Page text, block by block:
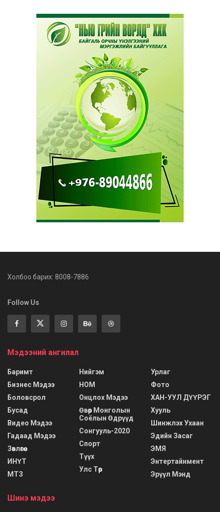
Холбоо барих: 8008-7886
Follow Us
Мэдээний ангилал
Баримт
Бизнес Мэдээ
Боловсрол
Бусад
Видео Мэдээ
Гадаад Мэдээ
Зөвлөгөө
ИНҮТ
МТЗ
Нийгэм
НОМ
Онцлох Мэдээ
Өвөр Монголын
Соёлын Өдрүүд
Сонгууль-2020
Спорт
Түүх
Улс Төр
Урлаг
Фото
ХАН-УУЛ ДҮҮРЭГ
Хууль
Шинжлэх Ухаан
Эдийн Засаг
ЭМЯ
Энтертайнмент
Эрүүл Мэнд
Шинэ мэдээ